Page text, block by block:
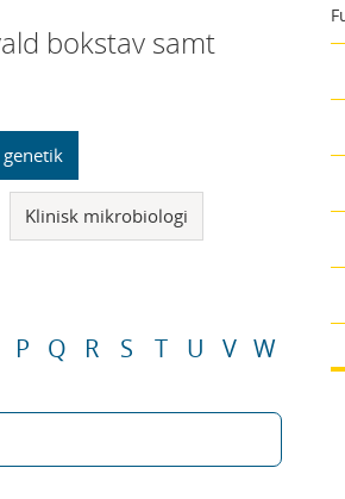
bokstav samt
Klinisk mikrobiologi
P Q R S T U V W